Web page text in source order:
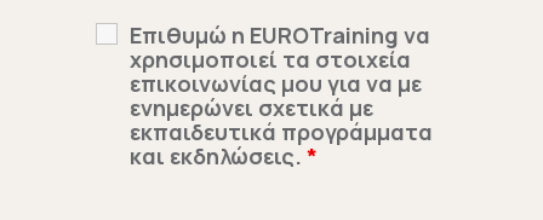
Επιθυμώ η EUROTraining να
χρησιμοποιεί τα στοιχεία
επικοινωνίας μου για να με
ενημερώνει σχετικά με
εκπαιδευτικά προγράμματα
και εκδηλώσεις. *